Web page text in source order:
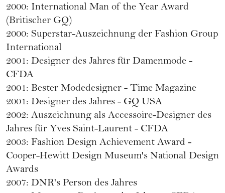
2000: International Man of the Year Award
(Britischer GQ)
2000: Superstar-Auszeichnung der Fashion Group
International
2001: Designer des Jahres für Damenmode -
CFDA
2001: Bester Modedesigner - Time Magazine
2001: Designer des Jahres - GQ USA
2002: Auszeichnung als Accessoire-Designer des
Jahres für Yves Saint-Laurent - CFDA
2003: Fashion Design Achievement Award -
Cooper-Hewitt Design Museum's National Design
Awards
2007: DNR's Person des Jahres